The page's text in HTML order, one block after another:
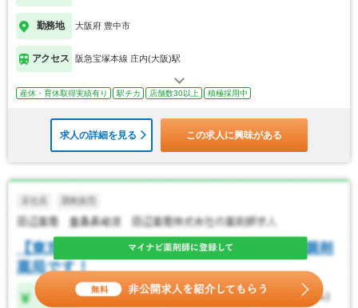
勤務地 大阪府 豊中市
アクセス 阪急宝塚本線 庄内(大阪)駅
産休・育休取得実績有り 駅チカ 店舗数30以上 積極採用中
求人の詳細を見る この求人に興味がある